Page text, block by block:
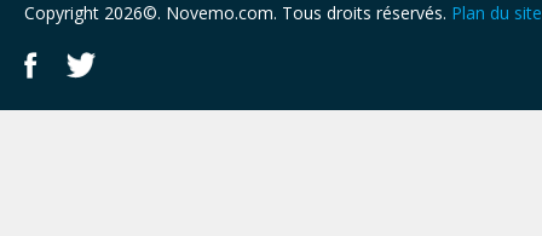
Copyright 2026©. Novemo.com. Tous droits réservés. Plan du site